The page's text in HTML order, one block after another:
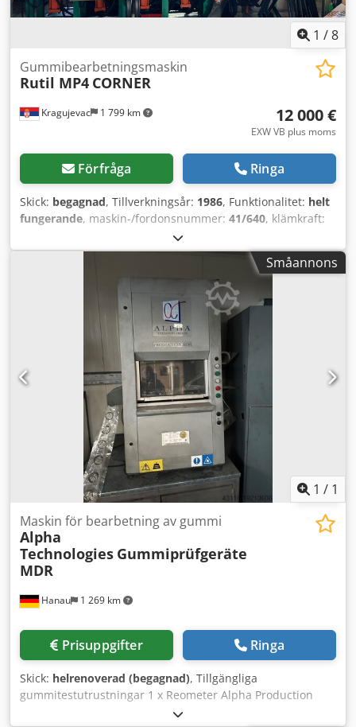
1 /8
Kragujevac 1 799 km
Gummibearbetningsmaskin
Rutil MP4 CORNER
12 000 €
EXW VB plus moms
Förfråga Ringa
Skick: begagnad, Tillverkningsår: 1986, Funktionalitet: helt
fungerande, maskin-/fordonsnummer: 41/640, klämkraft:
, Fyrcells injektionspress Rutil MP4 med
plattformsdimension 260 x 240 mm och låskraft 25 ton.
Maskinen är i fungerande skick. Dkedeyb Rn Tspfx Abvsr
Småannons
1 / 1
Hanau 1 269 km
Maskin för bearbetning av gummi
Alpha
Technologies Gummiprüfgeräte
MDR
Prisuppgifter Ringa
Skick: helrenoverad (begagnad), Tillgängliga
gummitestutrustningar 1 x Reometer Alpha Production
MDR (vid önskemål i container med pneumatisk provstans)